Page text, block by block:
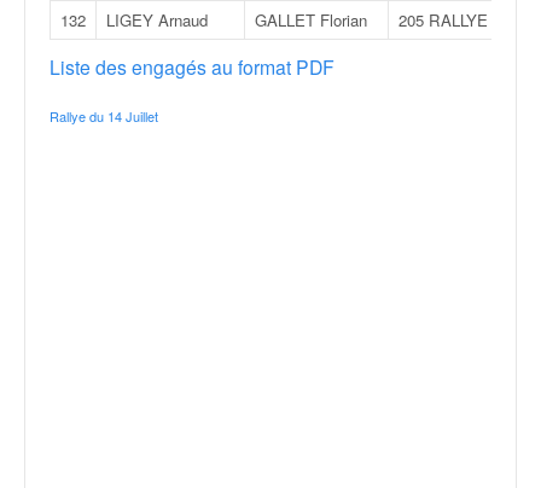
132 LIGEY Arnaud GALLET Florian 205 RALLYE
Liste des engagés au format PDF
Rallye du 14 Juillet